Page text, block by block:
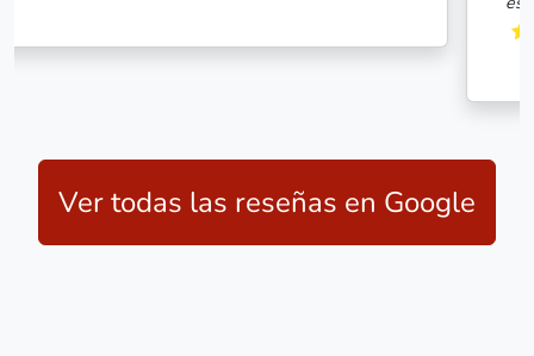
Ver todas las reseñas en Google